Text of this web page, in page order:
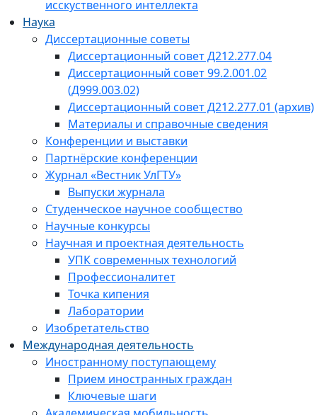
исскуственного интеллекта
Наука
Диссертационные советы
Диссертационный совет Д212.277.04
Диссертационный совет 99.2.001.02
(Д999.003.02)
Диссертационный совет Д212.277.01 (архив)
Материалы и справочные сведения
Конференции и выставки
Партнёрские конференции
Журнал «Вестник УлГТУ»
Выпуски журнала
Студенческое научное сообщество
Научные конкурсы
Научная и проектная деятельность
УПК современных технологий
Профессионалитет
Точка кипения
Лаборатории
Изобретательство
Международная деятельность
Иностранному поступающему
Прием иностранных граждан
Ключевые шаги